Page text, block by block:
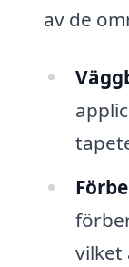
av de
vilket